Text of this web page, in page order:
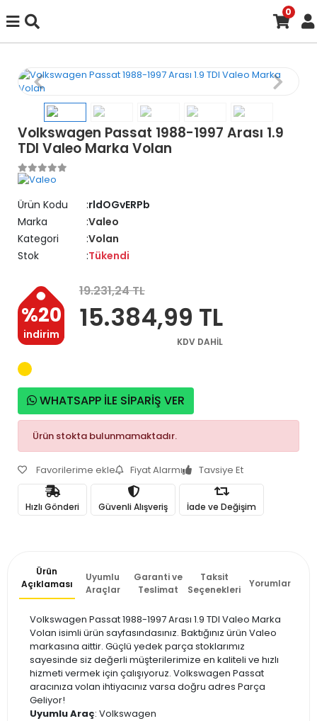
0
Volkswagen Passat 1988-1997 Arası 1.9
TDI Valeo Marka Volan
Ürün Kodu
rldOGvERPb
Marka
Valeo
Kategori
Volan
Stok
Tükendi
%20
indirim
19.231,24 TL
15.384,99 TL
KDV DAHİL
WHATSAPP İLE SİPARİŞ VER
Ürün stokta bulunmamaktadır.
Favorilerime ekle Fiyat Alarmı Tavsiye Et
Hızlı Gönderi Güvenli Alışveriş İade ve Değişim
Ürün
Açıklaması
Uyumlu
Araçlar
Garanti ve
Teslimat
Taksit
Seçenekleri
Yorumlar
Volkswagen Passat 1988-1997 Arası 1.9 TDI Valeo Marka
Volan isimli ürün sayfasındasınız. Baktığınız ürün Valeo
markasına aittir. Güçlü yedek parça stoklarımız
sayesinde siz değerli müşterilerimize en kaliteli ve hızlı
hizmeti vermek için çalışıyoruz. Volkswagen Passat
aracınıza volan ihtiyacınız varsa doğru adres Parça
Geliyor!
Uyumlu Araç: Volkswagen